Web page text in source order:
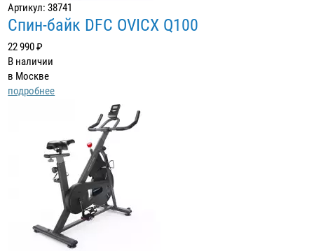
Артикул: 38741
Спин-байк DFC OVICX Q100
22 990 ₽
В наличии
в Москве
подробнее